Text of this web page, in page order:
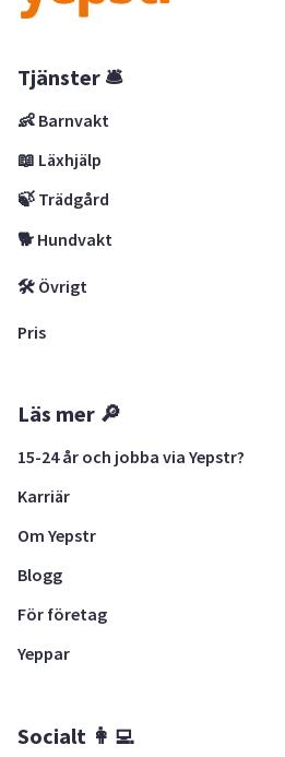
Tjänster 🛎
👶 Barnvakt
📖 Läxhjälp
🍃 Trädgård
🐕 Hundvakt
🛠 Övrigt
Pris
Läs mer 🔎
15-24 år och jobba via Yepstr?
Karriär
Om Yepstr
Blogg
För företag
Yeppar
Socialt 👩‍💻